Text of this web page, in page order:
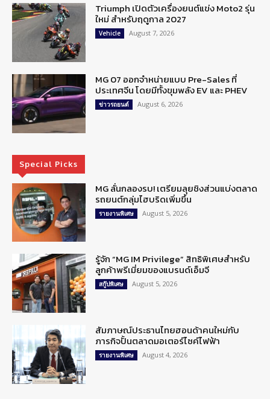
Triumph เปิดตัวเครื่องยนต์แข่ง Moto2 รุ่น
ใหม่ สำหรับฤดูกาล 2027
Vehicle August 7, 2026
MG 07 ออกจำหน่ายแบบ Pre-Sales ที่
ประเทศจีน โดยมีทั้งขุมพลัง EV และ PHEV
ข่าวรถยนต์ August 6, 2026
Special Picks
MG ลั่นกลองรบ! เตรียมลุยชิงส่วนแบ่งตลาด
รถยนต์กลุ่มไฮบริดเพิ่มขึ้น
รายงานพิเศษ August 5, 2026
รู้จัก “MG IM Privilege” สิทธิพิเศษสำหรับ
ลูกค้าพรีเมี่ยมของแบรนด์เอ็มจี
สกู๊ปพิเศษ August 5, 2026
สัมภาษณ์ประธานไทยฮอนด้าคนใหม่กับ
ภารกิจปั้นตลาดมอเตอร์ไซค์ไฟฟ้า
รายงานพิเศษ August 4, 2026